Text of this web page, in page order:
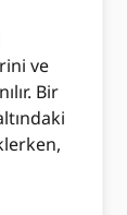
ve
Bir